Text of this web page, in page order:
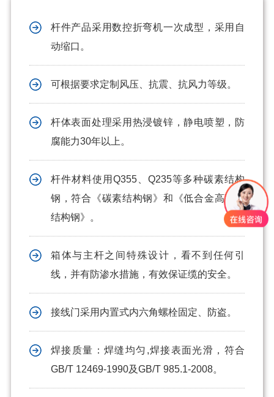
杆件产品采用数控折弯机一次成型，采用自
动缩口。
可根据要求定制风压、抗震、抗风力等级。
杆体表面处理采用热浸镀锌，静电喷塑，防
腐能力30年以上。
杆件材料使用Q355、Q235等多种碳素结构
钢，符合《碳素结构钢》和《低合金高强度
结构钢》。
箱体与主杆之间特殊设计，看不到任何引
线，并有防渗水措施，有效保证缆的安全。
接线门采用内置式内六角螺栓固定、防盗。
焊接质量：焊缝均匀,焊接表面光滑，符合
GB/T 12469-1990及GB/T 985.1-2008。